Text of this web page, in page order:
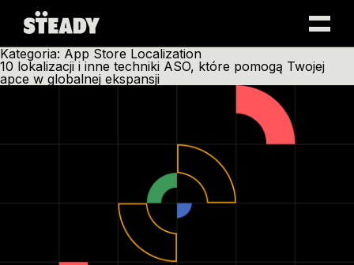
Skip
to
content
Kategoria: App Store Localization
10 lokalizacji i inne techniki ASO, które pomogą Twojej
apce w globalnej ekspansji